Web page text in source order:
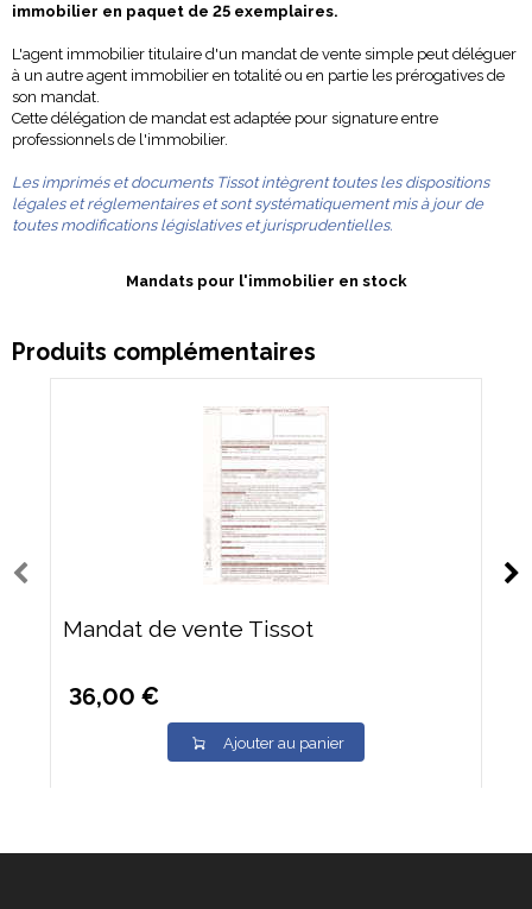
immobilier en paquet de 25 exemplaires.
L'agent immobilier titulaire d'un mandat de vente simple peut déléguer
à un autre agent immobilier en totalité ou en partie les prérogatives de
son mandat.
Cette délégation de mandat est adaptée pour signature entre
professionnels de l'immobilier.
Les imprimés et documents Tissot intègrent toutes les dispositions
légales et réglementaires et sont systématiquement mis à jour de
toutes modifications législatives et jurisprudentielles.
Mandats pour l'immobilier en stock
Produits complémentaires
Mandat de vente Tissot
36,00 €
Ajouter au panier